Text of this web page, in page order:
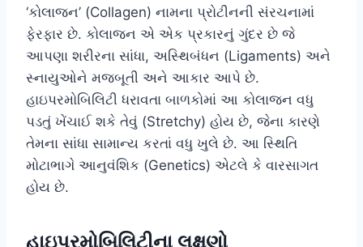
‘કોલાજન’ (Collagen) નામના પ્રોટીનની સંરચનામાં
ફેરફાર છે. કોલાજન એ એક પ્રકારનું ગુંદર છે જે
આપણા શરીરના સાંધા, અસ્થિબંધન (Ligaments) અને
સ્નાયુઓને મજબૂતી અને આકાર આપે છે.
હાઇપરમોબિલિટી ધરાવતા બાળકોમાં આ કોલાજન વધુ
પડતું ખેંચાઈ શકે તેવું (Stretchy) હોય છે, જેના કારણે
તેમના સાંધા સામાન્ય કરતાં વધુ ખુલે છે. આ સ્થિતિ
મોટાભાગે આનુવંશિક (Genetics) એટલે કે વારસાગત
હોય છે.
હાઇપરમોબિલિટીના લક્ષણો